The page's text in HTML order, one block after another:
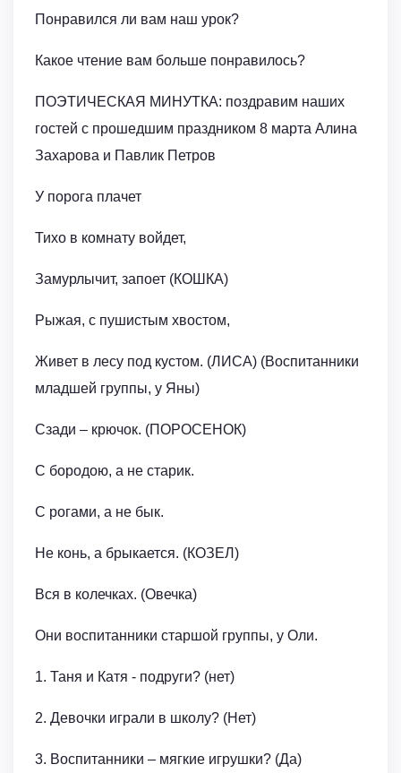
Понравился ли вам наш урок?
Какое чтение вам больше понравилось?
ПОЭТИЧЕСКАЯ МИНУТКА: поздравим наших
гостей с прошедшим праздником 8 марта Алина
Захарова и Павлик Петров
У порога плачет
Тихо в комнату войдет,
Замурлычит, запоет (КОШКА)
Рыжая, с пушистым хвостом,
Живет в лесу под кустом. (ЛИСА) (Воспитанники
младшей группы, у Яны)
Сзади – крючок. (ПОРОСЕНОК)
С бородою, а не старик.
С рогами, а не бык.
Не конь, а брыкается. (КОЗЕЛ)
Вся в колечках. (Овечка)
Они воспитанники старшой группы, у Оли.
1. Таня и Катя - подруги? (нет)
2. Девочки играли в школу? (Нет)
3. Воспитанники – мягкие игрушки? (Да)